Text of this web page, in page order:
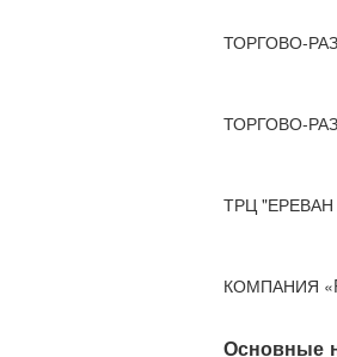
ТОРГОВО-
ТОРГОВО-
ТРЦ
КОМПАНИЯ
Основные